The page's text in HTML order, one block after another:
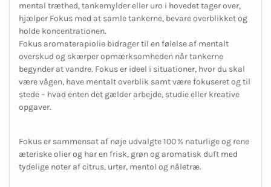
mental træthed, tankemylder eller uro i hovedet tager over,
hjælper Fokus med at samle tankerne, bevare overblikket og
holde koncentrationen.
Fokus aromaterapiolie bidrager til en følelse af mentalt
overskud og skærper opmærksomheden når tankerne
begynder at vandre. Fokus er ideel i situationer, hvor du skal
være vågen, have mentalt overblik samt være fokuseret og til
stede – hvad enten det gælder arbejde, studie eller kreative
opgaver.
Fokus er sammensat af nøje udvalgte 100 % naturlige og rene
æteriske olier og har en frisk, grøn og aromatisk duft med
tydelige noter af citrus, urter, mentol og nåletræ.